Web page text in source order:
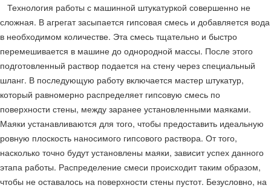
Технология работы с машинной штукатуркой совершенно не
сложная. В агрегат засыпается гипсовая смесь и добавляется вода
в необходимом количестве. Эта смесь тщательно и быстро
перемешивается в машине до однородной массы. После этого
подготовленный раствор подается на стену через специальный
шланг. В последующую работу включается мастер штукатур,
который равномерно распределяет гипсовую смесь по
поверхности стены, между заранее установленными маяками.
Маяки устанавливаются для того, чтобы предоставить идеальную
ровную плоскость наносимого гипсового раствора. От того,
насколько точно будут установлены маяки, зависит успех данного
этапа работы. Распределение смеси происходит таким образом,
чтобы не оставалось на поверхности стены пустот. Безусловно, на